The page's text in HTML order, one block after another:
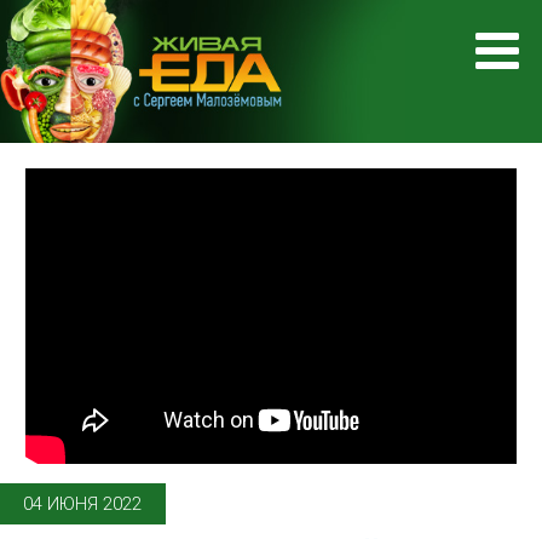
04 ИЮНЯ 2022